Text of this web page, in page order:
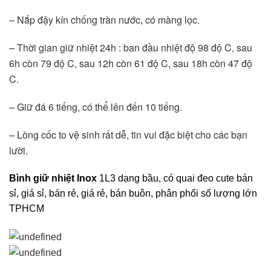
– Nắp đậy kín chống tràn nước, có màng lọc.
– Thời gian giữ nhiệt 24h : ban đầu nhiệt độ 98 độ C, sau
6h còn 79 độ C, sau 12h còn 61 độ C, sau 18h còn 47 độ
C.
– Giữ đá 6 tiếng, có thể lên đến 10 tiếng.
– Lòng cốc to vệ sinh rất dễ, tin vui đặc biệt cho các bạn
lười.
Bình giữ nhiệt Inox 1L3 dạng bầu, có quai đeo cute bán
sỉ, giá sỉ, bán rẻ, giá rẻ, bán buôn, phân phối số lượng lớn
TPHCM